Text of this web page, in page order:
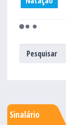
Sinalário